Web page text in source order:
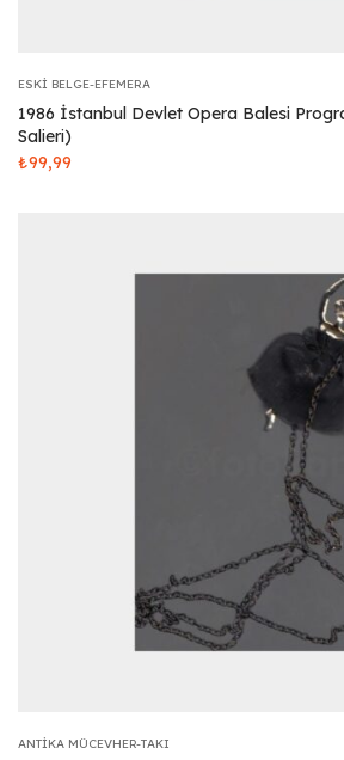
ESKI BELGE-EFEMERA
1986 İstanbul Devlet Opera Balesi
Salieri)
₺99,99
ANTIKA MÜCEVHER-TAKI